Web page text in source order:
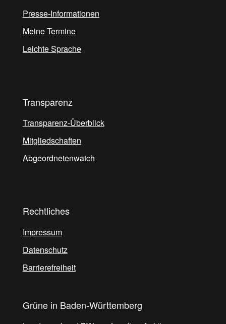
Presse-Informationen
Meine Termine
Leichte Sprache
Transparenz
Transparenz-Überblick
Mitgliedschaften
Abgeordnetenwatch
Rechtliches
Impressum
Datenschutz
Barrierefreiheit
Grüne in Baden-Württemberg